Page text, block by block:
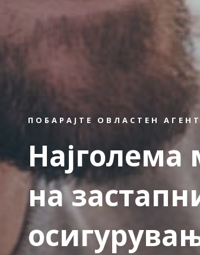
ПОБАРАЈТЕ ОВЛАСТЕН
на